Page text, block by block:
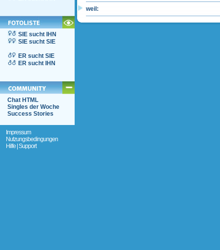
SIE sucht IHN
SIE sucht SIE
ER sucht SIE
ER sucht IHN
Chat HTML
Singles der Woche
Success Stories
Impressum
Nutzungsbedingungen
Hilfe | Support
weil: